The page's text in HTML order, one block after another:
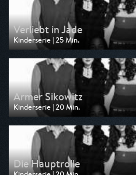
Verliebt in Jade
Kinderserie | 25 Min.
Ausgestrahlt von Nickelodeon
am 07.08.2026, 02:25
Armer Sikowitz
Kinderserie | 20 Min.
Ausgestrahlt von Nickelodeon
am 07.08.2026, 02:05
Die Hauptrolle